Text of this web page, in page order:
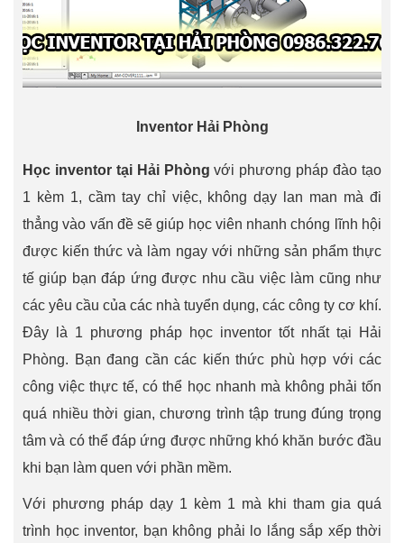
Inventor Hải Phòng
Học inventor tại Hải Phòng với phương pháp đào tạo
1 kèm 1, cầm tay chỉ việc, không dạy lan man mà đi
thẳng vào vấn đề sẽ giúp học viên nhanh chóng lĩnh hội
được kiến thức và làm ngay với những sản phẩm thực
tế giúp bạn đáp ứng được nhu cầu việc làm cũng như
các yêu cầu của các nhà tuyển dụng, các công ty cơ khí.
Đây là 1 phương pháp học inventor tốt nhất tại Hải
Phòng. Bạn đang cần các kiến thức phù hợp với các
công việc thực tế, có thể học nhanh mà không phải tốn
quá nhiều thời gian, chương trình tập trung đúng trọng
tâm và có thể đáp ứng được những khó khăn bước đầu
khi bạn làm quen với phần mềm.
Với phương pháp dạy 1 kèm 1 mà khi tham gia quá
trình học inventor, bạn không phải lo lắng sắp xếp thời